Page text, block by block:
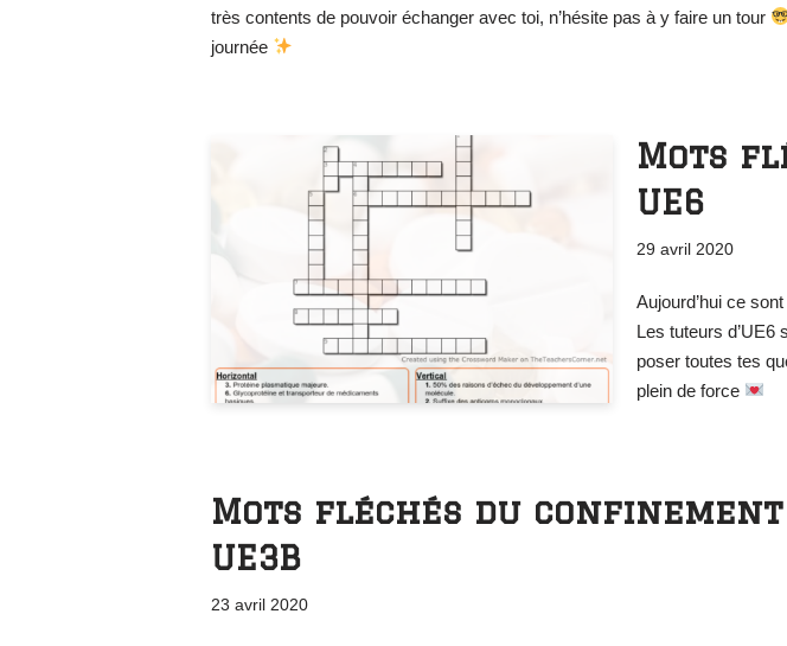
très contents de pouvoir échanger avec toi, n’hésite pas à y faire un tour
journée
Mots
UE6
29 avril 2020
Aujourd’hui ce
Les tuteurs d’UE6
poser toutes tes
plein de force
Mots fléchés du confinement
UE3B
23 avril 2020